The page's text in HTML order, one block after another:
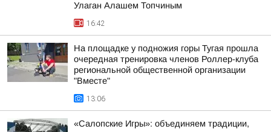
Улаган Алашем Топчиным
16:42
На площадке у подножия горы Тугая прошла
очередная тренировка членов Роллер-клуба
региональной общественной организации
"Вместе"
13:06
«Салопские Игры»: объединяем традиции,